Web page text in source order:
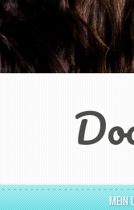
MEIN